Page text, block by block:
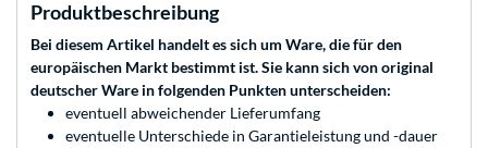
Produktbeschreibung
Bei diesem Artikel handelt es sich um Ware, die für den
europäischen Markt bestimmt ist. Sie kann sich von original
deutscher Ware in folgenden Punkten unterscheiden:
eventuell abweichender Lieferumfang
eventuelle Unterschiede in Garantieleistung und -dauer